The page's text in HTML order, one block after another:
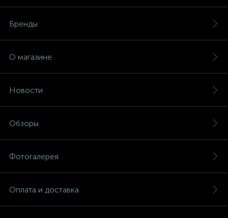
Бренды
О магазине
Новости
Обзоры
Фотогалерея
Оплата и доставка